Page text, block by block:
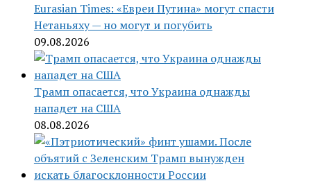
Eurasian Times: «Евреи Путина» могут спасти
Нетаньяху — но могут и погубить
09.08.2026
Трамп опасается, что Украина однажды
нападет на США
08.08.2026